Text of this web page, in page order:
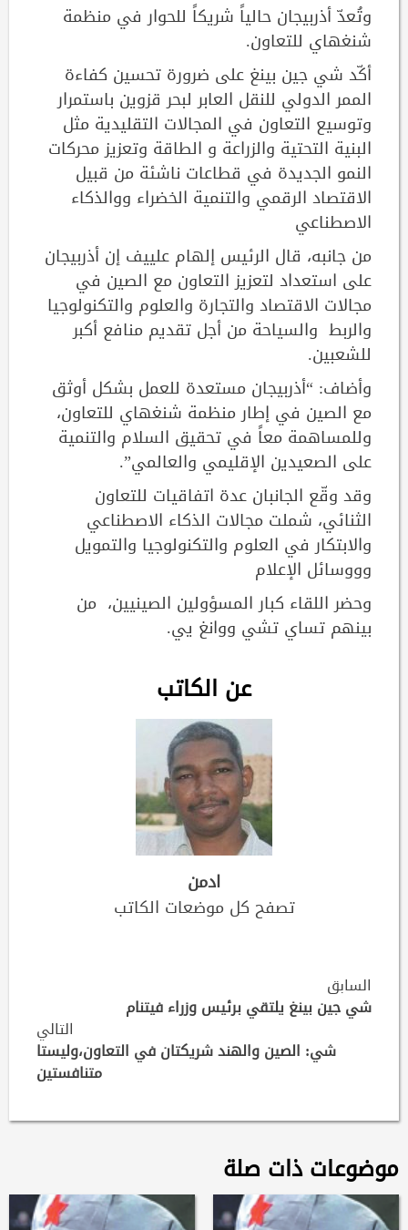
وتُعدّ أذربيجان حالياً شريكاً للحوار في منظمة
شنغهاي للتعاون.
أكّد شي جين بينغ على ضرورة تحسين كفاءة
الممر الدولي للنقل العابر لبحر قزوين باستمرار
وتوسيع التعاون في المجالات التقليدية مثل
البنية التحتية والزراعة و الطاقة وتعزيز محركات
النمو الجديدة في قطاعات ناشئة من قبيل
الاقتصاد الرقمي والتنمية الخضراء ووالذكاء
الاصطناعي
من جانبه، قال الرئيس إلهام علييف إن أذربيجان
على استعداد لتعزيز التعاون مع الصين في
مجالات الاقتصاد والتجارة والعلوم والتكنولوجيا
والربط والسياحة من أجل تقديم منافع أكبر
للشعبين.
وأضاف: “أذربيجان مستعدة للعمل بشكل أوثق
مع الصين في إطار منظمة شنغهاي للتعاون،
وللمساهمة معاً في تحقيق السلام والتنمية
على الصعيدين الإقليمي والعالمي”.
وقد وقّع الجانبان عدة اتفاقيات للتعاون
الثنائي، شملت مجالات الذكاء الاصطناعي
والابتكار في العلوم والتكنولوجيا والتمويل
وووسائل الإعلام
وحضر اللقاء كبار المسؤولين الصينيين، من
بينهم تساي تشي ووانغ يي.
عن الكاتب
ادمن
تصفح كل موضعات الكاتب
Continue
Reading
السابق
شي جين بينغ يلتقي برئيس وزراء فيتنام
التالي
شي: الصين والهند شريكتان في التعاون،وليستا
متنافستين
موضوعات ذات صلة